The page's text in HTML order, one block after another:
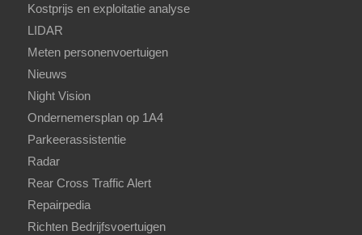
Kostprijs en exploitatie analyse
LIDAR
Meten personenvoertuigen
Nieuws
Night Vision
Ondernemersplan op 1A4
Parkeerassistentie
Radar
Rear Cross Traffic Alert
Repairpedia
Richten Bedrijfsvoertuigen